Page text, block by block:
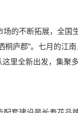
不断拓展，全国
桐庐郡”。七月的江
里全新出发，集聚